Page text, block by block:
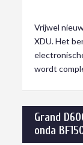
Vrijwel
XDU. Het
wordt
Grand
onda